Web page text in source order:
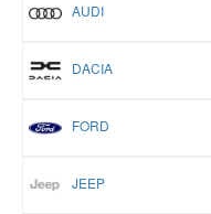
AUDI
DACIA
FORD
JEEP